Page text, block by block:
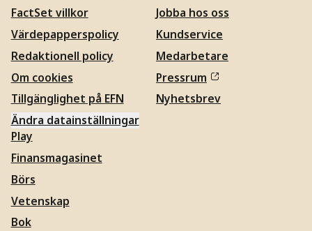
FactSet villkor
Värdepapperspolicy
Redaktionell policy
Om cookies
Tillgänglighet på EFN
Ändra datainställningar
Jobba hos oss
Kundservice
Medarbetare
Pressrum
Nyhetsbrev
Play
Finansmagasinet
Börs
Vetenskap
Bok